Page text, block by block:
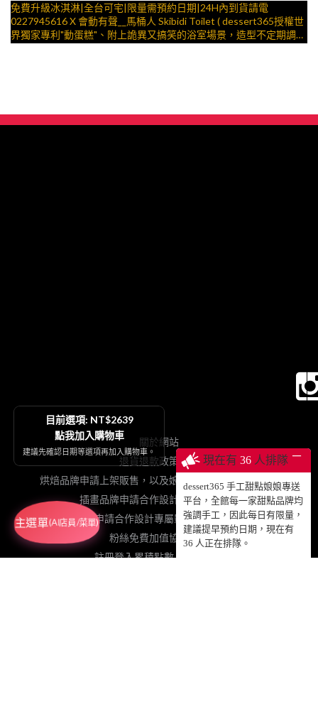
免費升級冰淇淋|全台可宅|限量需預約日期|24H內到貨請電
0227945616 X 會動有聲__馬桶人 Skibidi Toilet ( dessert365授權世
界獨家專利"動蛋糕"、附上詭異又搞笑的浴室場景，造型不定期調
現在有 36 人排隊 ─
dessert365 手工甜點娘娘專送
平台，全館每一家甜點品牌均
強調手工，因此每日有限量，
建議提早預約日期，現在有
36 人正在排隊。
關於網站
退貨退款政策契約
烘焙品牌申請上架販售，以及娘娘專送、動蛋糕授權等
插畫品牌申請合作設計手工甜點販售
網紅申請合作設計專屬影片動蛋糕販售
粉絲免費加值協力網站
註冊登入累積點數、查詢訂單
目前選項: NT$2639
點我加入購物車
建議先確認日期等選項再加入購物車。
主選單(AI店員/菜單)